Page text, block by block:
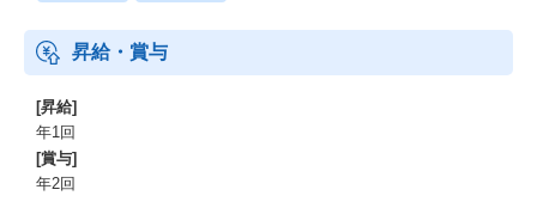
昇給・賞与
[昇給]
年1回
[賞与]
年2回